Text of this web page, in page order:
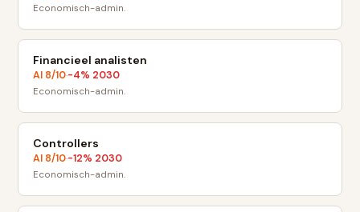
Economisch-admin.
Financieel analisten
AI 8/10·-4% 2030
Economisch-admin.
Controllers
AI 8/10·-12% 2030
Economisch-admin.